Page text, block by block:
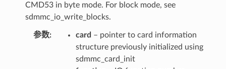
CMD53 in byte mode. For block mode, see
sdmmc_io_write_blocks.
参数 card – pointer to card information
structure previously initialized using
sdmmc_card_init